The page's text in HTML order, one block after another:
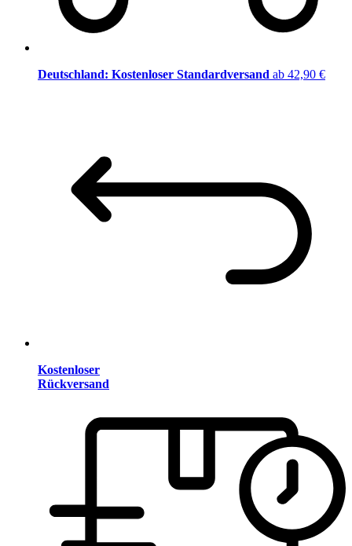
Deutschland: Kostenloser Standardversand ab 42,90 €
Kostenloser
Rückversand